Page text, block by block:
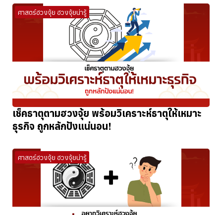
ศาสตร์ฮวงจุ้ย ฮวงจุ้ยน่ารู้
เช็คธาตุตามฮวงจุ้ย พร้อมวิเคราะห์ธาตุให้เหมาะ
ธุรกิจ ถูกหลักปังแน่นอน!
ศาสตร์ฮวงจุ้ย ฮวงจุ้ยน่ารู้